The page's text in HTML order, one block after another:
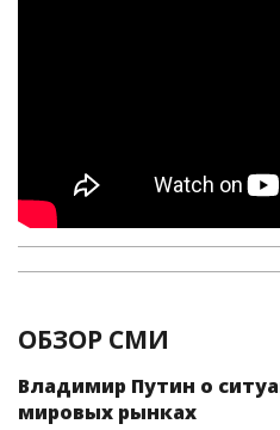
ОБЗОР СМИ
Владимир Путин о
мировых рынках